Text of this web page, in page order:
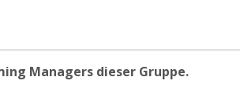
Managers dieser Gruppe.